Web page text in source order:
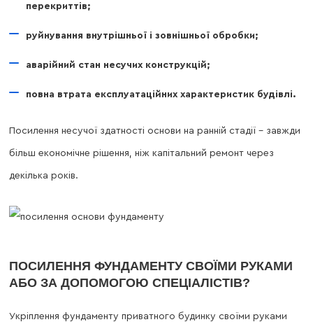
перекриттів;
руйнування внутрішньої і зовнішньої обробки;
аварійний стан несучих конструкцій;
повна втрата експлуатаційних характеристик будівлі.
Посилення несучої здатності основи на ранній стадії – завжди
більш економічне рішення, ніж капітальний ремонт через
декілька років.
ПОСИЛЕННЯ ФУНДАМЕНТУ СВОЇМИ РУКАМИ
АБО ЗА ДОПОМОГОЮ СПЕЦІАЛІСТІВ?
Укріплення фундаменту приватного будинку своїми руками